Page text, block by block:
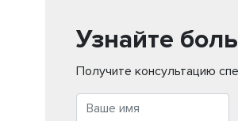
Узнайте
Получите консультацию